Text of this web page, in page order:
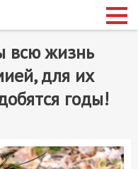
всю жизнь
для их
годы!